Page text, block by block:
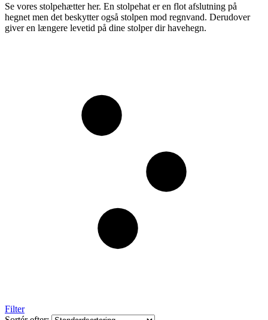
Se vores stolpehætter her. En stolpehat er en flot afslutning på
hegnet men det beskytter også stolpen mod regnvand. Derudover
giver en længere levetid på dine stolper dir havehegn.
Filter